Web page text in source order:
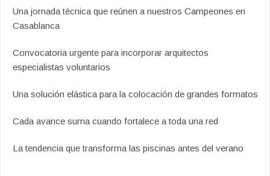
Una jornada técnica que reúnen a nuestros Campeones en
Casablanca
Convocatoria urgente para incorporar arquitectos
especialistas voluntarios
Una solución elástica para la colocación de grandes formatos
Cada avance suma cuando fortalece a toda una red
La tendencia que transforma las piscinas antes del verano